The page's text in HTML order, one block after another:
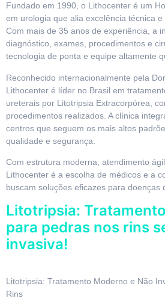
Fundado em 1990, o Lithocenter é um
em urologia que alia excelência técnica
Com mais de 35 anos de experiência, a
diagnóstico, exames, procedimentos e
tecnologia de ponta e equipe altamente
Reconhecido internacionalmente pela
Lithocenter é líder no Brasil em
ureterais por Litotripsia Extracorpórea,
procedimentos realizados. A clínica
centros que seguem os mais altos
qualidade e segurança.
Com estrutura moderna, atendimento
Lithocenter é a escolha de médicos e a
buscam soluções eficazes para doenças
Litotripsia:
para pedras nos rins
invasiva!
Litotripsia: Tratamento Moderno e Não
Rins